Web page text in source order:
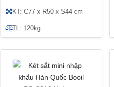
KT: C77 x R50 x S44 cm
TL: 120kg